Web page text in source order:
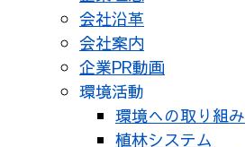
会社沿革
会社案内
企業PR動画
環境活動
環境への取り組み
植林システム